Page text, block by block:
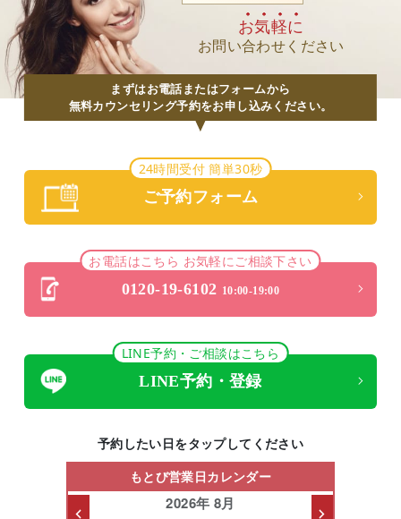
お気軽に
お問い合わせください
まずはお電話またはフォームから
無料カウンセリング予約をお申し込みください。
24時間受付 簡単30秒
ご予約フォーム
お電話はこちら お気軽にご相談下さい
0120-19-6102 10:00-19:00
LINE予約・ご相談はこちら
LINE予約・登録
予約したい日をタップしてください
もとび営業日カレンダー
2026年 8月